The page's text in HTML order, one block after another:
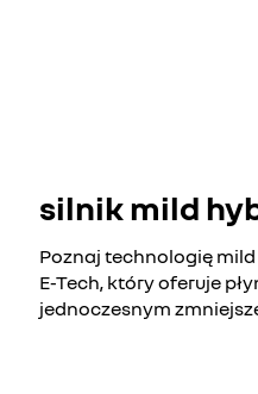
silnik mild
Poznaj technologię
E-Tech, który oferuje
jednoczesnym